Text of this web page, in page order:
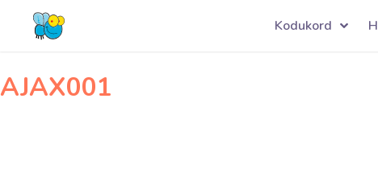
Kodukord
AJAX001
Navigeerimine
FCARARAT001